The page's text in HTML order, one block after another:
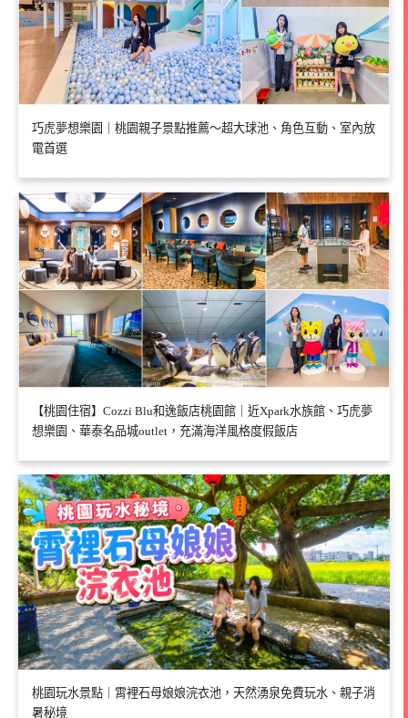
巧虎夢想樂園｜桃園親子景點推薦～超大球池、角色互動、室內放
電首選
【桃園住宿】Cozzi Blu和逸飯店桃園館｜近Xpark水族館、巧虎夢
想樂園、華泰名品城outlet，充滿海洋風格度假飯店
桃園玩水景點｜霄裡石母娘娘浣衣池，天然湧泉免費玩水、親子消
暑秘境